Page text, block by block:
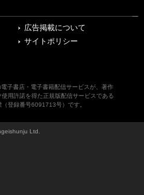
広告掲載について
サイトポリシー
子書店・電子書籍配信サービスが、著作
用許諾を得た正規版配信サービスである
登録番号6091713号）です。
Ltd.